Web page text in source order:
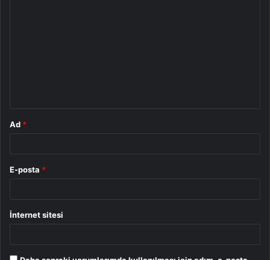
Ad *
E-posta *
İnternet sitesi